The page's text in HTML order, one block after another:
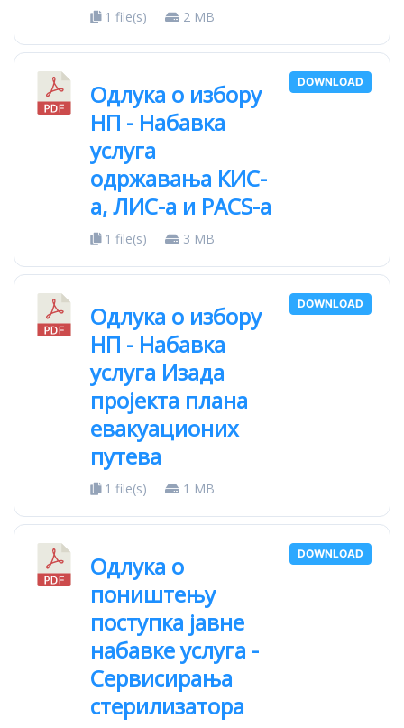
1 file(s) 2 MB
Одлука о избору
НП - Набавка
услуга
одржавања КИС-
а, ЛИС-а и PACS-a
1 file(s) 3 MB
DOWNLOAD
Одлука о избору
НП - Набавка
услуга Изада
пројекта плана
евакуационих
путева
1 file(s) 1 MB
DOWNLOAD
Одлука о
поништењу
поступка јавне
набавке услуга -
Сервисирања
стерилизатора
DOWNLOAD